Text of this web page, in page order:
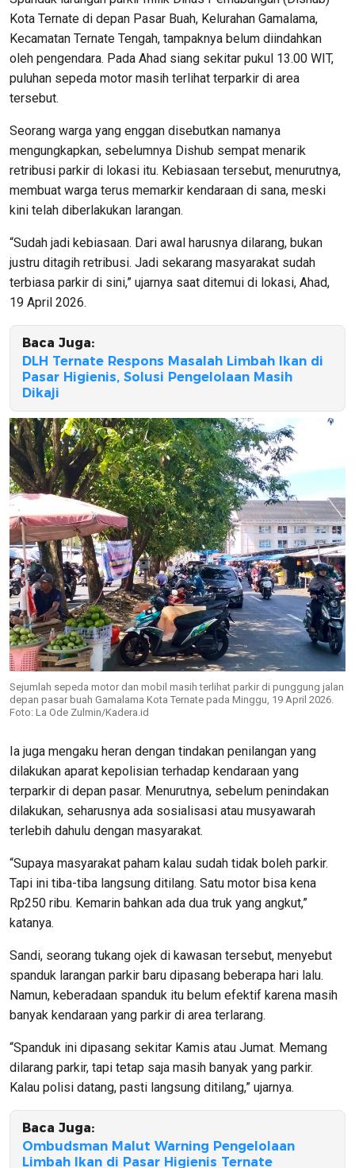
Kota Ternate di depan Pasar Buah, Kelurahan Gamalama,
Kecamatan Ternate Tengah, tampaknya belum diindahkan
oleh pengendara. Pada Ahad siang sekitar pukul 13.00 WIT,
puluhan sepeda motor masih terlihat terparkir di area
tersebut.
Seorang warga yang enggan disebutkan namanya
mengungkapkan, sebelumnya Dishub sempat menarik
retribusi parkir di lokasi itu. Kebiasaan tersebut, menurutnya,
membuat warga terus memarkir kendaraan di sana, meski
kini telah diberlakukan larangan.
“Sudah jadi kebiasaan. Dari awal harusnya dilarang, bukan
justru ditagih retribusi. Jadi sekarang masyarakat sudah
terbiasa parkir di sini,” ujarnya saat ditemui di lokasi, Ahad,
19 April 2026.
Baca Juga:
DLH Ternate Respons Masalah Limbah Ikan di
Pasar Higienis, Solusi Pengelolaan Masih
Dikaji
Sejumlah sepeda motor dan mobil masih terlihat parkir di punggung jalan
depan pasar buah Gamalama Kota Ternate pada Minggu, 19 April 2026.
Foto: La Ode Zulmin/Kadera.id
Ia juga mengaku heran dengan tindakan penilangan yang
dilakukan aparat kepolisian terhadap kendaraan yang
terparkir di depan pasar. Menurutnya, sebelum penindakan
dilakukan, seharusnya ada sosialisasi atau musyawarah
terlebih dahulu dengan masyarakat.
“Supaya masyarakat paham kalau sudah tidak boleh parkir.
Tapi ini tiba-tiba langsung ditilang. Satu motor bisa kena
Rp250 ribu. Kemarin bahkan ada dua truk yang angkut,”
katanya.
Sandi, seorang tukang ojek di kawasan tersebut, menyebut
spanduk larangan parkir baru dipasang beberapa hari lalu.
Namun, keberadaan spanduk itu belum efektif karena masih
banyak kendaraan yang parkir di area terlarang.
“Spanduk ini dipasang sekitar Kamis atau Jumat. Memang
dilarang parkir, tapi tetap saja masih banyak yang parkir.
Kalau polisi datang, pasti langsung ditilang,” ujarnya.
Baca Juga:
Ombudsman Malut Warning Pengelolaan
Limbah Ikan di Pasar Higienis Ternate